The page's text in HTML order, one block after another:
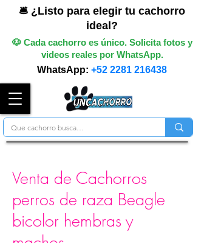
🛎️ ¿Listo para elegir tu cachorro
ideal?
🐶 Cada cachorro es único. Solicita fotos y
videos reales por WhatsApp.
WhatsApp: +52 2281 216438
Venta de Cachorros
perros de raza Beagle
bicolor hembras y